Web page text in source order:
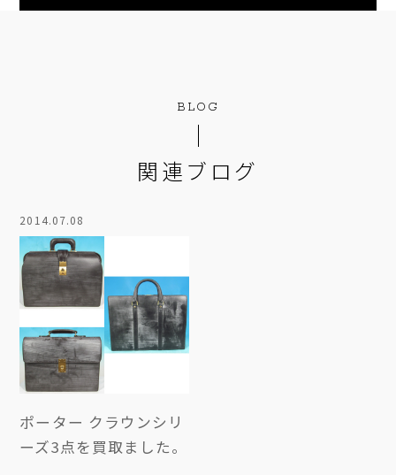
BLOG
関連ブログ
2014.07.08
ポーター クラウンシリ
ーズ3点を買取ました。